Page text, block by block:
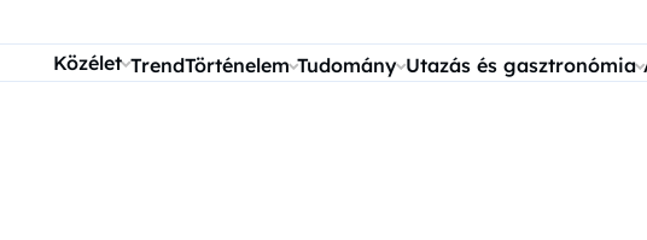
Közélet TrendTörténelem Tudomány Utazás és gasztronómia